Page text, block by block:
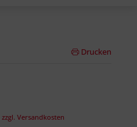
Drucken
zzgl. Versandkosten